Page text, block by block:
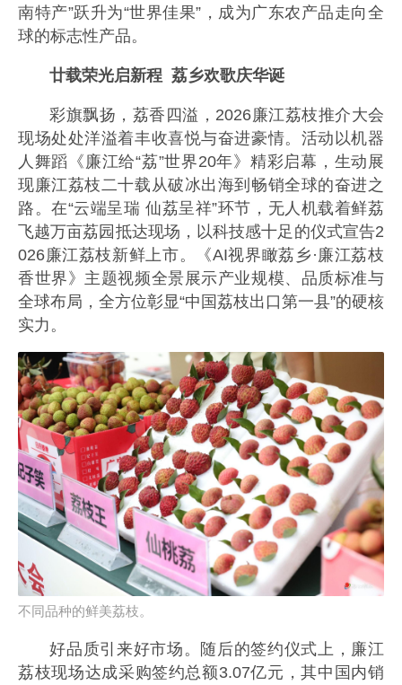
南特产”跃升为“世界佳果”，成为广东农产品走向全
球的标志性产品。
廿载荣光启新程荔乡欢歌庆华诞
彩旗飘扬，荔香四溢，2026廉江荔枝推介大会
现场处处洋溢着丰收喜悦与奋进豪情。活动以机器
人舞蹈《廉江给“荔”世界20年》精彩启幕，生动展
现廉江荔枝二十载从破冰出海到畅销全球的奋进之
路。在“云端呈瑞 仙荔呈祥”环节，无人机载着鲜荔
飞越万亩荔园抵达现场，以科技感十足的仪式宣告2
026廉江荔枝新鲜上市。《AI视界瞰荔乡·廉江荔枝
香世界》主题视频全景展示产业规模、品质标准与
全球布局，全方位彰显“中国荔枝出口第一县”的硬核
实力。
不同品种的鲜美荔枝。
好品质引来好市场。随后的签约仪式上，廉江
荔枝现场达成采购签约总额3.07亿元，其中国内销